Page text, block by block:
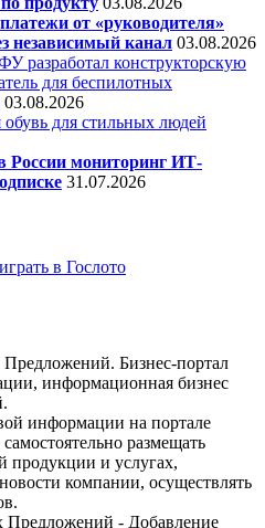
от «руководителя»
независимый канал 03.08.2026
разработал конструкторскую
для беспилотных
03.08.2026
для стильных людей
России мониторинг ИТ-
31.07.2026
в Гослото
Бизнес-портал
информационная бизнес
информации на портале
размещать
и услугах,
компании, осуществлять
Предложений - Добавление